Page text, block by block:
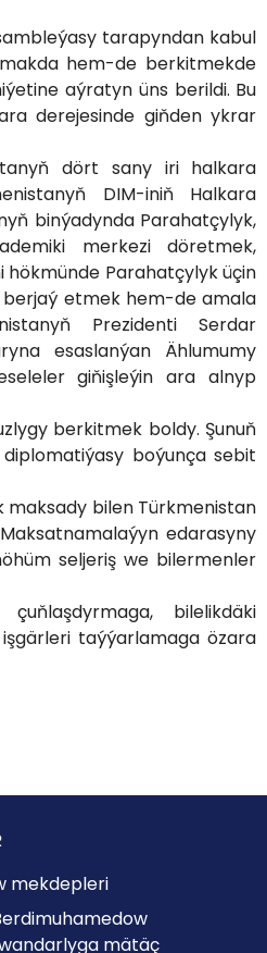
tarapyndan kabul
hem-de berkitmekde
aýratyn üns berildi. Bu
derejesinde giňden ykrar
dört sany iri halkara
DIM-iniň Halkara
binýadynda Parahatçylyk,
merkezi döretmek,
Parahatçylyk üçin
etmek hem-de amala
Prezidenti Serdar
esaslanýan Ählumumy
giňişleýin ara alnyp
berkitmek boldy. Şunuň
boýunça sebit
maksady bilen Türkmenistan
edarasyny
seljeriş we bilermenler
bilelikdäki
taýýarlamaga özara
mekdepleri
mätäç